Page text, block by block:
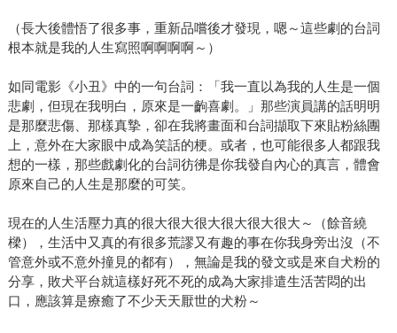
（長大後體悟了很多事，重新品嚐後才發現，嗯～這些劇的台詞
根本就是我的人生寫照啊啊啊啊～）
如同電影《小丑》中的一句台詞：「我一直以為我的人生是一個
悲劇，但現在我明白，原來是一齣喜劇。」那些演員講的話明明
是那麼悲傷、那樣真摯，卻在我將畫面和台詞擷取下來貼粉絲團
上，意外在大家眼中成為笑話的梗。或者，也可能很多人都跟我
想的一樣，那些戲劇化的台詞彷彿是你我發自內心的真言，體會
原來自己的人生是那麼的可笑。
現在的人生活壓力真的很大很大很大很大很大很大～（餘音繞
樑），生活中又真的有很多荒謬又有趣的事在你我身旁出沒（不
管意外或不意外撞見的都有），無論是我的發文或是來自犬粉的
分享，敗犬平台就這樣好死不死的成為大家排遣生活苦悶的出
口，應該算是療癒了不少天天厭世的犬粉～